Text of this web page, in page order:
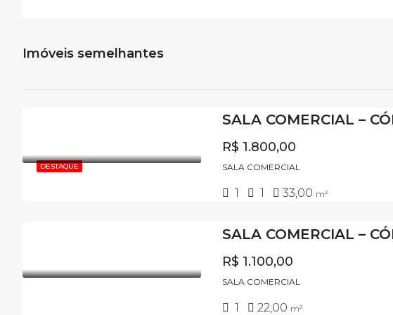
Imóveis semelhantes
DESTAQUE
R$ 1.800,00
SALA COMERCIAL
1 1 33,00 m²
R$ 1.100,00
SALA COMERCIAL
1 22,00 m²